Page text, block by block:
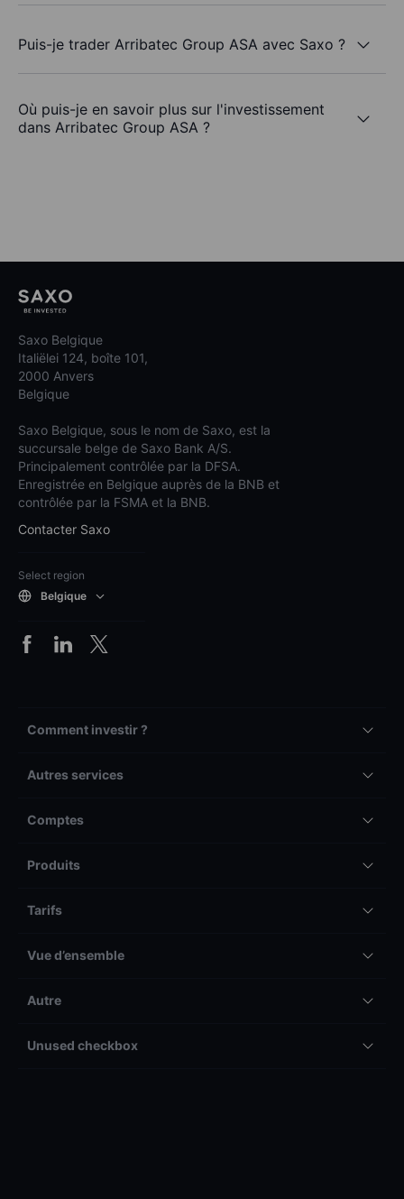
Puis-je trader Arribatec Group ASA avec Saxo ?
Où puis-je en savoir plus sur l'investissement
dans Arribatec Group ASA ?
Saxo Belgique
Italiëlei 124, boîte 101,
2000 Anvers
Belgique
Saxo Belgique, sous le nom de Saxo, est la
succursale belge de Saxo Bank A/S.
Principalement contrôlée par la DFSA.
Enregistrée en Belgique auprès de la BNB et
contrôlée par la FSMA et la BNB.
Contacter Saxo
Select region
Belgique
Comment investir ?
Autres services
Comptes
Produits
Tarifs
Vue d’ensemble
Autre
Unused checkbox